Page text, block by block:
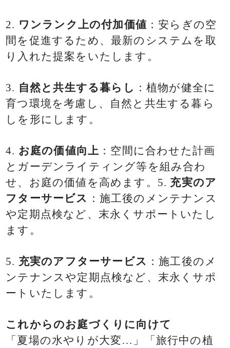
2. ワンランク上の付加価値 ：安らぎの空
間を促進するため、最新のシステムを取
り入れた提案をいたします。
3. 自然と共生する暮らし ：植物が健全に
育つ環境を考慮し、自然と共生する暮ら
しを形にします。
4. お庭の価値向上 ：空間に合わせた計画
とガーデンライティング等を組み合わ
せ、お庭の価値を高めます。5. 充実のア
フターサービス ：施工後のメンテナンス
や定期点検など、末永くサポートいたし
ます。
5. 充実のアフターサービス ：施工後のメ
ンテナンスや定期点検など、末永くサポ
ートいたします。
これからのお庭づくりに向けて
「夏場の水やりが大変…」「旅行中の植